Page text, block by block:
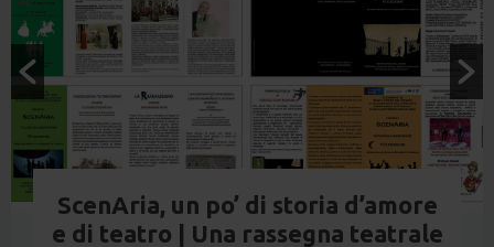
ScenAria, un po’ di storia d’amore
e di teatro | Una rassegna teatrale